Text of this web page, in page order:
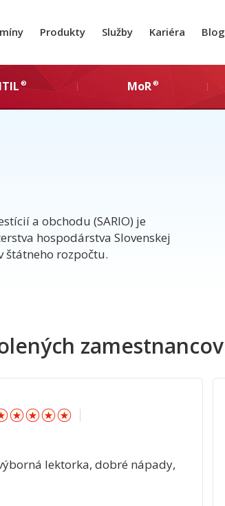
Produkty Služby Kariéra Blog
ITIL ® MoR®
a obchodu (SARIO) je
hospodárstva Slovenskej
štátneho rozpočtu.
zamestnancov
☆☆☆☆ ☆
lektorka, dobré nápady,